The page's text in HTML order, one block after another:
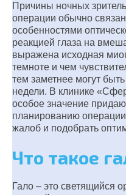
Причины ночных
операции обычно
особенностями
реакцией глаза на
выражена исходная
темноте и чем
тем заметнее могут
недели. В клинике
особое значение
планированию
жалоб и подобрать
Что такое
Гало – это светящийся